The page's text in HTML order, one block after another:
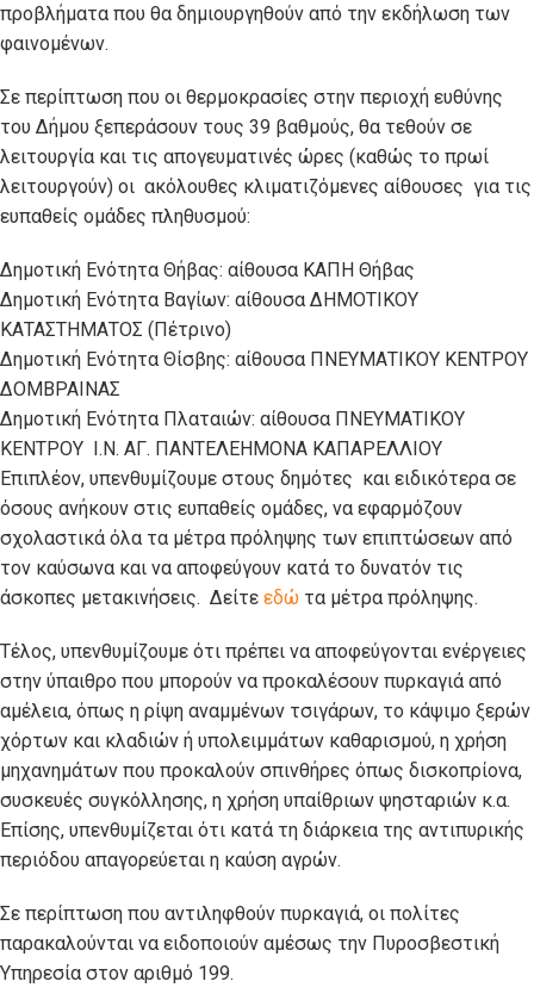
προβλήματα που θα δημιουργηθούν από την εκδήλωση των
φαινομένων.
Σε περίπτωση που οι θερμοκρασίες στην περιοχή ευθύνης
του Δήμου ξεπεράσουν τους 39 βαθμούς, θα τεθούν σε
λειτουργία και τις απογευματινές ώρες (καθώς το πρωί
λειτουργούν) οι ακόλουθες κλιματιζόμενες αίθουσες για τις
ευπαθείς ομάδες πληθυσμού:
Δημοτική Ενότητα Θήβας: αίθουσα ΚΑΠΗ Θήβας
Δημοτική Ενότητα Βαγίων: αίθουσα ΔΗΜΟΤΙΚΟΥ
ΚΑΤΑΣΤΗΜΑΤΟΣ (Πέτρινο)
Δημοτική Ενότητα Θίσβης: αίθουσα ΠΝΕΥΜΑΤΙΚΟΥ ΚΕΝΤΡΟΥ
ΔΟΜΒΡΑΙΝΑΣ
Δημοτική Ενότητα Πλαταιών: αίθουσα ΠΝΕΥΜΑΤΙΚΟΥ
ΚΕΝΤΡΟΥ Ι.Ν. ΑΓ. ΠΑΝΤΕΛΕΗΜΟΝΑ ΚΑΠΑΡΕΛΛΙΟΥ
Επιπλέον, υπενθυμίζουμε στους δημότες και ειδικότερα σε
όσους ανήκουν στις ευπαθείς ομάδες, να εφαρμόζουν
σχολαστικά όλα τα μέτρα πρόληψης των επιπτώσεων από
τον καύσωνα και να αποφεύγουν κατά το δυνατόν τις
άσκοπες μετακινήσεις. Δείτε εδώ τα μέτρα πρόληψης.
Τέλος, υπενθυμίζουμε ότι πρέπει να αποφεύγονται ενέργειες
στην ύπαιθρο που μπορούν να προκαλέσουν πυρκαγιά από
αμέλεια, όπως η ρίψη αναμμένων τσιγάρων, το κάψιμο ξερών
χόρτων και κλαδιών ή υπολειμμάτων καθαρισμού, η χρήση
μηχανημάτων που προκαλούν σπινθήρες όπως δισκοπρίονα,
συσκευές συγκόλλησης, η χρήση υπαίθριων ψησταριών κ.α.
Επίσης, υπενθυμίζεται ότι κατά τη διάρκεια της αντιπυρικής
περιόδου απαγορεύεται η καύση αγρών.
Σε περίπτωση που αντιληφθούν πυρκαγιά, οι πολίτες
παρακαλούνται να ειδοποιούν αμέσως την Πυροσβεστική
Υπηρεσία στον αριθμό 199.